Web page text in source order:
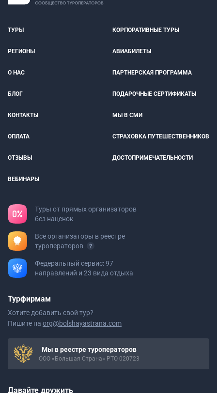
ТУРЫ КОРПОРАТИВНЫЕ ТУРЫ
РЕГИОНЫ АВИАБИЛЕТЫ
О НАС ПАРТНЕРСКАЯ ПРОГРАММА
БЛОГ ПОДАРОЧНЫЕ СЕРТИФИКАТЫ
КОНТАКТЫ МЫ В СМИ
ОПЛАТА СТРАХОВКА ПУТЕШЕСТВЕННИКОВ
ОТЗЫВЫ ДОСТОПРИМЕЧАТЕЛЬНОСТИ
ВЕБИНАРЫ
Туры от прямых организаторов
без наценок
Все организаторы в реестре
туроператоров
Федеральный сервис: 97
направлений и 23 вида отдыха
Турфирмам
Хотите добавить свой тур?
Пишите на org@bolshayastrana.com
Мы в реестре туроператоров
ООО «Большая Страна» РТО 020723
Давайте дружить